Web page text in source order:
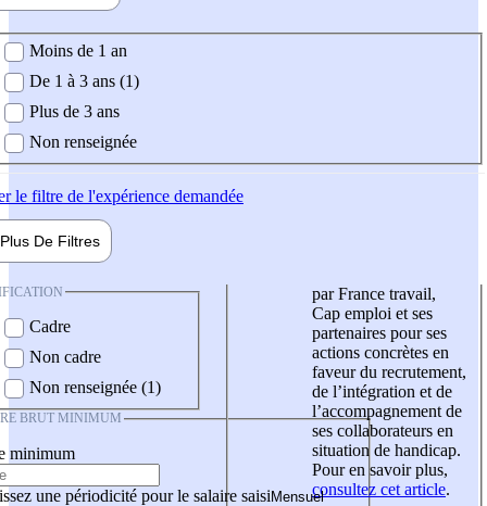
demandée
Moins de 1 an
De 1 à 3 ans (1)
Plus de 3 ans
Non renseignée
le filtre de l'expérience demandée
Plus De Filtres
Cadre
Non cadre
Non renseignée (1)
BRUT MINIMUM
minimum
une périodicité pour le salaire saisi
par France travail,
Cap emploi et ses
partenaires pour ses
actions concrètes en
faveur du recrutement,
de l’intégration et de
l’accompagnement de
ses collaborateurs en
situation de handicap.
Pour en savoir plus,
consultez cet article.